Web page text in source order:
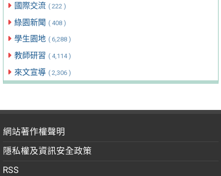
國際交流 ( 222 )
綠園新聞 ( 408 )
學生園地 ( 6,288 )
教師研習 ( 4,114 )
來文宣導 ( 2,306 )
網站著作權聲明
隱私權及資訊安全政策
RSS